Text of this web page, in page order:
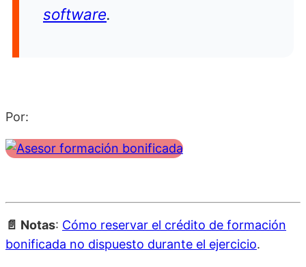
software.
Por:
📄 Notas: Cómo reservar el crédito de formación
bonificada no dispuesto durante el ejercicio.